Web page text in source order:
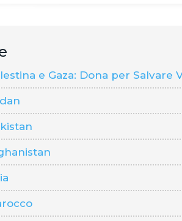
e Gaza: Dona per Salvare